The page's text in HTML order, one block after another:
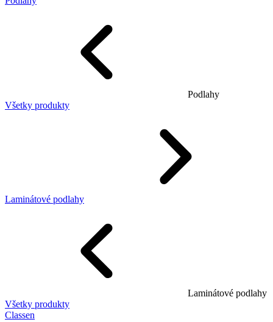
Podlahy
Všetky produkty
Laminátové podlahy
Laminátové podlahy
Všetky produkty
Classen